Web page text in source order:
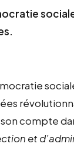
compte
et